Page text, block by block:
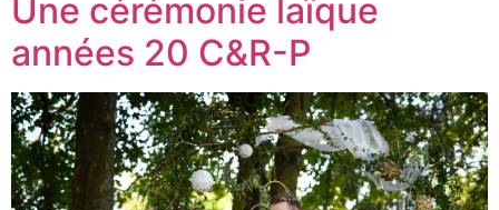
Une cérémonie laïque
années 20 C&R-P